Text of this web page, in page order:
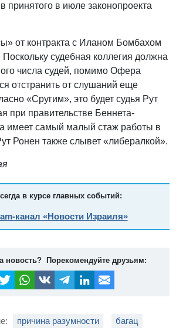
принятого в июле законопроекта
от контракта с Иланом Бомбахом
судебная коллегия должна
числа судей, помимо Офера
отстранить от слушаний еще
«Сругим», это будет судья Рут
при правительстве Беннета-
имеет самый малый стаж работы в
Ронен также слывет «либералкой».
в курсе главных событий:
канал «Новости Израиля»
новость? Порекомендуйте друзьям:
причина разумности багац